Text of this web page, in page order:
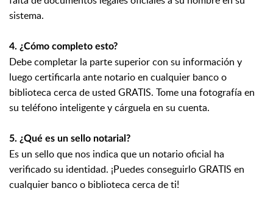
sistema.
4. ¿Cómo completo esto?
Debe completar la parte superior con su información y
luego certificarla ante notario en cualquier banco o
biblioteca cerca de usted GRATIS. Tome una fotografía en
su teléfono inteligente y cárguela en su cuenta.
5. ¿Qué es un sello notarial?
Es un sello que nos indica que un notario oficial ha
verificado su identidad. ¡Puedes conseguirlo GRATIS en
cualquier banco o biblioteca cerca de ti!